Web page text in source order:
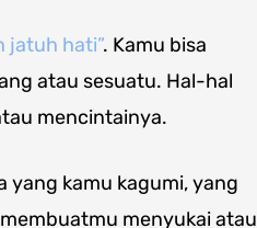
jatuh hati”. Kamu bisa
atau sesuatu. Hal-hal
mencintainya.
yang kamu kagumi, yang
menyukai atau